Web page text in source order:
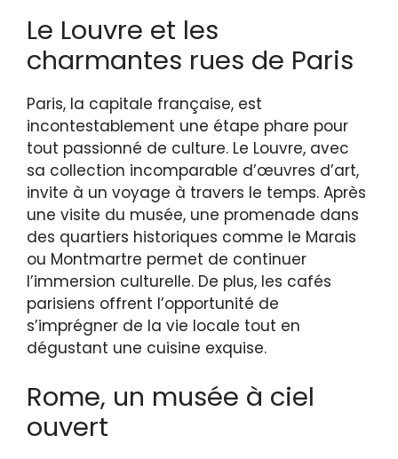
Le Louvre et les
charmantes rues de Paris
Paris, la capitale française, est
incontestablement une étape phare pour
tout passionné de culture. Le Louvre, avec
sa collection incomparable d’œuvres d’art,
invite à un voyage à travers le temps. Après
une visite du musée, une promenade dans
des quartiers historiques comme le Marais
ou Montmartre permet de continuer
l’immersion culturelle. De plus, les cafés
parisiens offrent l’opportunité de
s’imprégner de la vie locale tout en
dégustant une cuisine exquise.
Rome, un musée à ciel
ouvert